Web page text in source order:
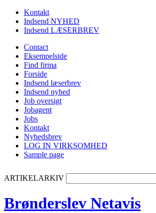
Kontakt
Indsend NYHED
Indsend LÆSERBREV
Contact
Eksempelside
Find firma
Forside
Indsend læserbrev
Indsend nyhed
Job oversigt
Jobagent
Jobs
Kontakt
Nyhedsbrev
LOG IN VIRKSOMHED
Sample page
ARTIKELARKIV
Brønderslev Netavis